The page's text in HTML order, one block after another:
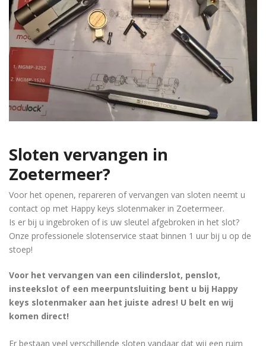
Sloten vervangen in
Zoetermeer?
Voor het openen, repareren of vervangen van sloten neemt u
contact op met Happy keys slotenmaker in Zoetermeer.
Is er bij u ingebroken of is uw sleutel afgebroken in het slot?
Onze professionele slotenservice staat binnen 1 uur bij u op de
stoep!
Voor het vervangen van een cilinderslot, penslot,
insteekslot of een meerpuntsluiting bent u bij Happy
keys slotenmaker aan het juiste adres! U belt en wij
komen direct!
Er bestaan ​​veel verschillende sloten vandaar dat wij een ruim